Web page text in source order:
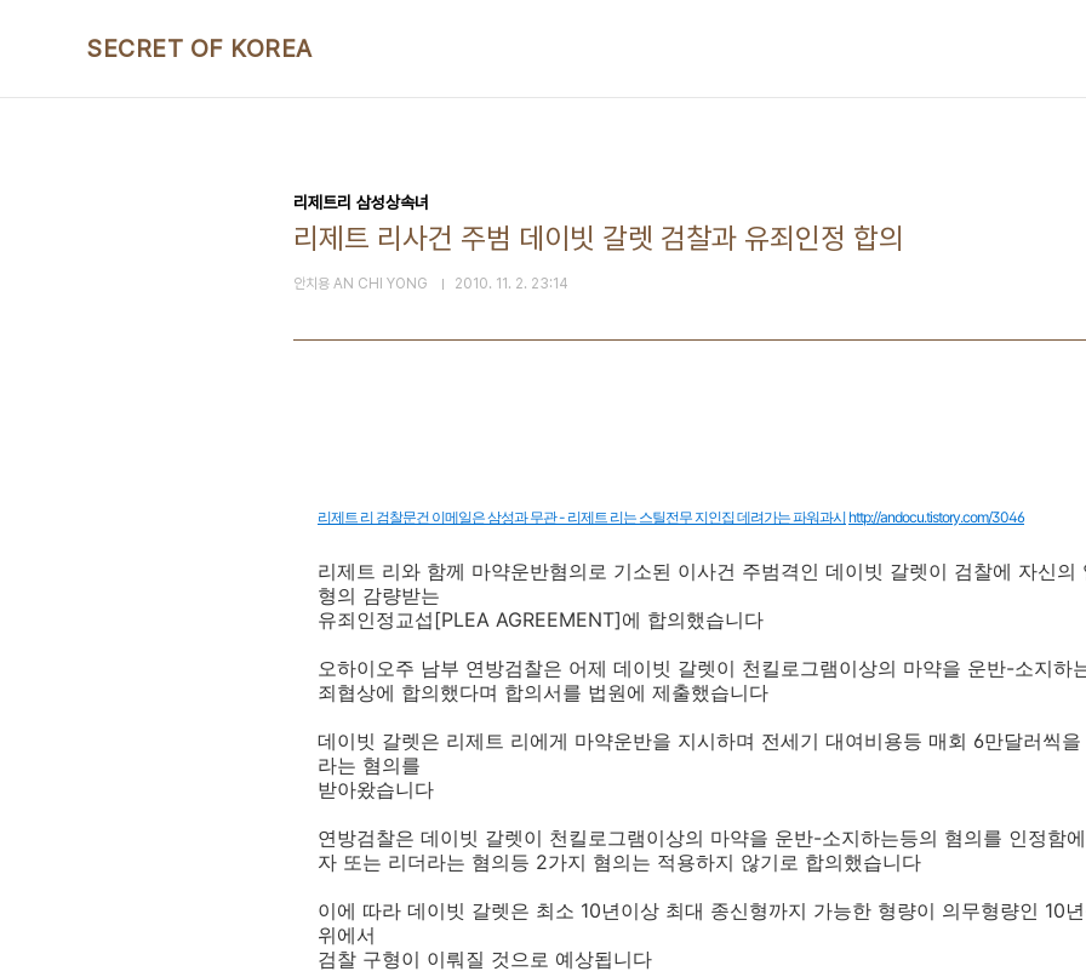
SECRET OF KOREA
리제트리 삼성상속녀
리제트 리사건 주범 데이빗 갈렛 검찰과 유죄인정 합의
안치용 AN CHI YONG 2010. 11. 2. 23:14
리제트 리 검찰문건 이메일은 삼성과 무관 - 리제트 리는 스틸전무 지인집 데려가는 파워과시 http://andocu.tistory.com/3046
리제트 리와 함께 마약운반혐의로 기소된 이사건 주범격인 데이빗 갈렛이 검찰에 자신의
형의 감량받는
유죄인정교섭[PLEA AGREEMENT]에 합의했습니다
오하이오주 남부 연방검찰은 어제 데이빗 갈렛이 천킬로그램이상의 마약을 운반-소지하
죄협상에 합의했다며 합의서를 법원에 제출했습니다
데이빗 갈렛은 리제트 리에게 마약운반을 지시하며 전세기 대여비용등 매회 6만달러씩
라는 혐의를
받아왔습니다
연방검찰은 데이빗 갈렛이 천킬로그램이상의 마약을 운반-소지하는등의 혐의를 인정함
자 또는 리더라는 혐의등 2가지 혐의는 적용하지 않기로 합의했습니다
이에 따라 데이빗 갈렛은 최소 10년이상 최대 종신형까지 가능한 형량이 의무형량인 10
위에서
검찰 구형이 이뤄질 것으로 예상됩니다